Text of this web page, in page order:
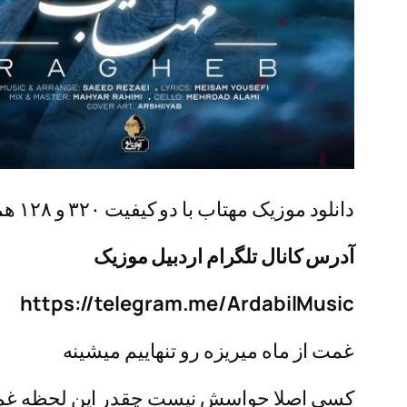
دانلود موزیک مهتاب با دو کیفیت ۳۲۰ و ۱۲۸ همراه + پخش آنلاین
آدرس کانال تلگرام اردبیل موزیک
https://telegram.me/ArdabilMusic
غمت از ماه میریزه رو تنهاییم میشینه
کسی اصلا حواسش نیست چقدر این لحظه